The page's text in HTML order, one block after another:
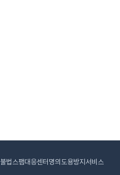
불법스팸대응센터 명의도용방지서비스